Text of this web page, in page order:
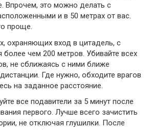
Впрочем, это можно делать с
и в 50 метрах от вас.
проще.
охраняющих вход в цитадель, с
более чем 200 метров. Убивайте всех
не сближаясь с ними ближе
Где нужно, обходите врагов
на заданное расстояние.
все подавители за 5 минут после
первого. Лучше всего зачистить
не отключая глушилки. После